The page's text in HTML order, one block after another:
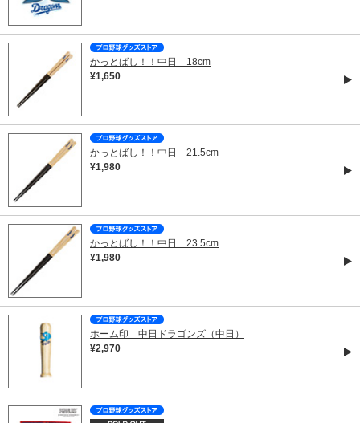
かっとばし！！中日 18cm
¥1,650
かっとばし！！中日 21.5cm
¥1,980
かっとばし！！中日 23.5cm
¥1,980
ホーム印 中日ドラゴンズ（中日）
¥2,970